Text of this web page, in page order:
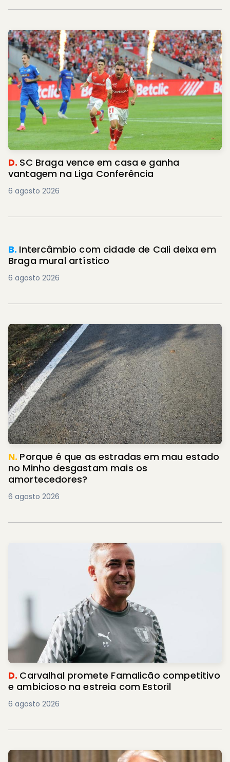
D. SC Braga vence em casa e ganha
vantagem na Liga Conferência
6 agosto 2026
B. Intercâmbio com cidade de Cali deixa em
Braga mural artístico
6 agosto 2026
N. Porque é que as estradas em mau estado
no Minho desgastam mais os
amortecedores?
6 agosto 2026
D. Carvalhal promete Famalicão competitivo
e ambicioso na estreia com Estoril
6 agosto 2026